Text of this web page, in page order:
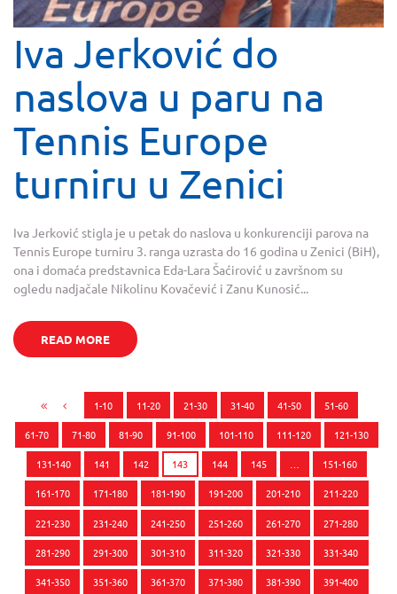
Iva Jerković do
naslova u paru na
Tennis Europe
turniru u Zenici
Iva Jerković stigla je u petak do naslova u konkurenciji parova na
Tennis Europe turniru 3. ranga uzrasta do 16 godina u Zenici (BiH),
ona i domaća predstavnica Eda-Lara Šaćirović u završnom su
ogledu nadjačale Nikolinu Kovačević i Zanu Kunosić...
READ MORE
1-10 11-20 21-30 31-40 41-50 51-60
61-70 71-80 81-90 91-100 101-110 111-120 121-130
131-140 141 142 143 144 145 151-160
161-170 171-180 181-190 191-200 201-210 211-220
221-230 231-240 241-250 251-260 261-270 271-280
281-290 291-300 301-310 311-320 321-330 331-340
341-350 351-360 361-370 371-380 381-390 391-400